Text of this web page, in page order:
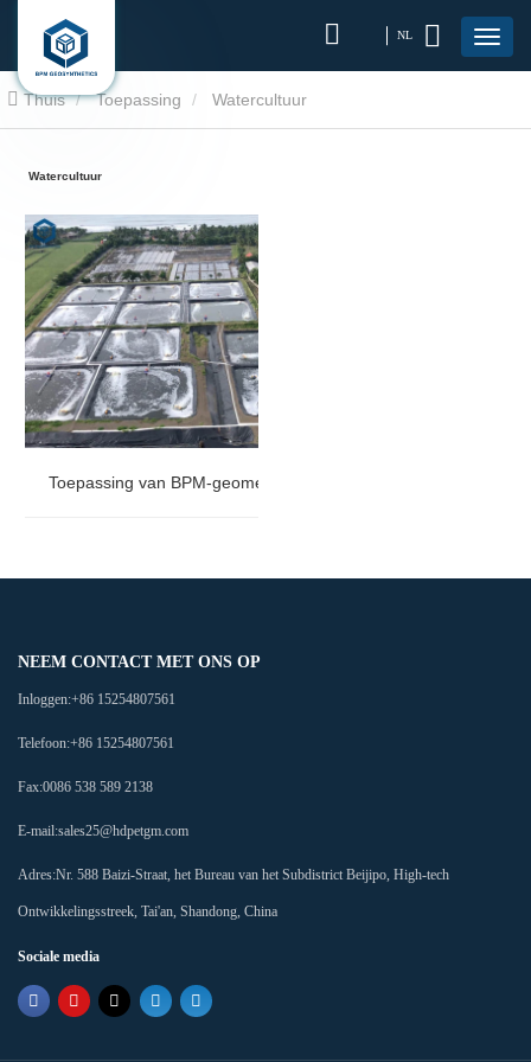
NL
Thuis Toepassing Watercultuur
Watercultuur
Toepassing van BPM-geomembranen in de aquacultuur
NEEM CONTACT MET ONS OP
Inloggen:+86 15254807561
Telefoon:+86 15254807561
Fax:0086 538 589 2138
E-mail:sales25@hdpetgm.com
Adres:Nr. 588 Baizi-Straat, het Bureau van het Subdistrict Beijipo, High-tech
Ontwikkelingsstreek, Tai'an, Shandong, China
Sociale media